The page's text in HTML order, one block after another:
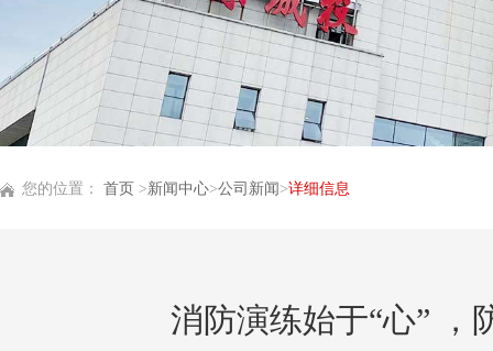
您的位置： 首页 >新闻中心>公司新闻 >详细信息
消防演练始于“心” ，